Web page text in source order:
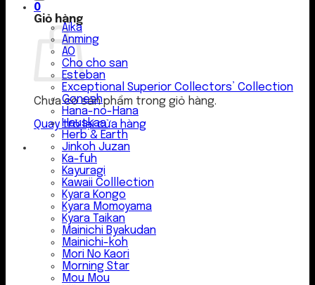
0
Giỏ hàng
Chưa có sản phẩm trong giỏ hàng.
Quay trở lại cửa hàng
Aika
Anming
AO
Cho cho san
Esteban
Exceptional Superior Collectors’ Collection
Gonesh
Hana-no-Hana
Hauskaa
Herb & Earth
Jinkoh Juzan
Ka-fuh
Kayuragi
Kawaii Colllection
Kyara Kongo
Kyara Momoyama
Kyara Taikan
Mainichi Byakudan
Mainichi-koh
Mori No Kaori
Morning Star
Mou Mou